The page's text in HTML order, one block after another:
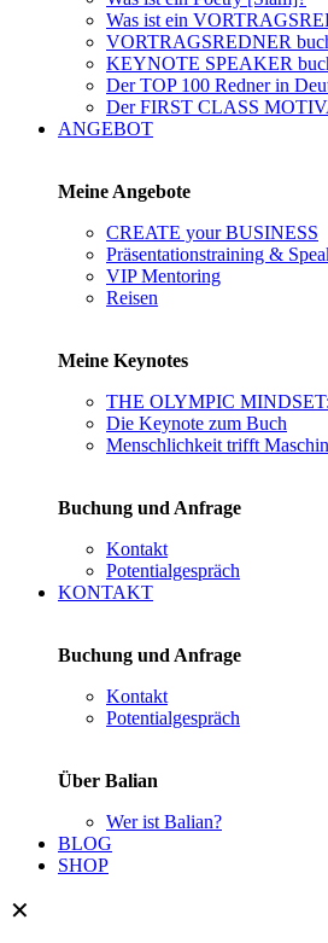
Was ist ein
VORTRAGSREDNER
KEYNOTE SPEAKER
Der TOP 100 Redner in
Der FIRST CLASS
ANGEBOT
Meine Angebote
CREATE your BUSINESS
Präsentationstraining &
VIP Mentoring
Reisen
Meine Keynotes
THE OLYMPIC MINDSET:
Die Keynote zum Buch
Menschlichkeit trifft
Buchung und Anfrage
Kontakt
Potentialgespräch
KONTAKT
Buchung und Anfrage
Kontakt
Potentialgespräch
Über Balian
Wer ist Balian?
BLOG
SHOP
✕